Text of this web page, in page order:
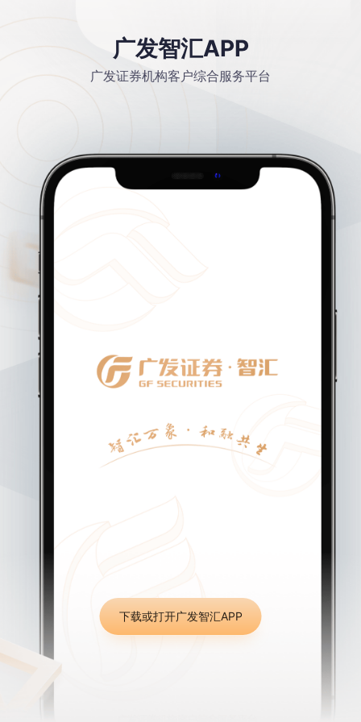
广发智汇APP
广发证券机构客户综合服务平台
下载或打开广发智汇APP